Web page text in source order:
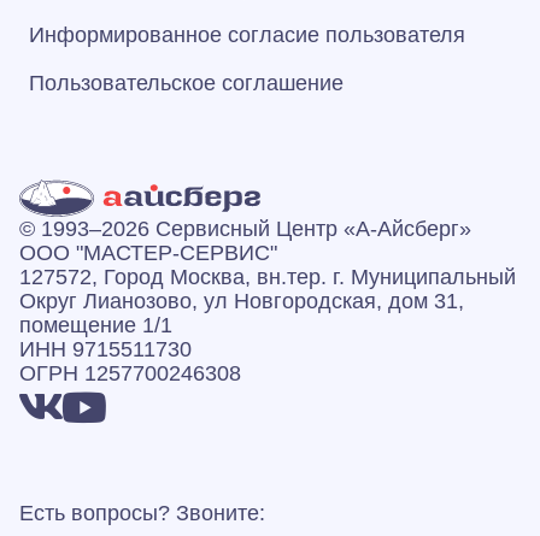
Информированное согласие пользователя
Пользовательское соглашение
© 1993–2026 Сервисный Центр «А‑Айсберг»
ООО "МАСТЕР-СЕРВИС"
127572, Город Москва, вн.тер. г. Муниципальный
Округ Лианозово, ул Новгородская, дом 31,
помещение 1/1
ИНН 9715511730
ОГРН 1257700246308
Есть вопросы? Звоните: